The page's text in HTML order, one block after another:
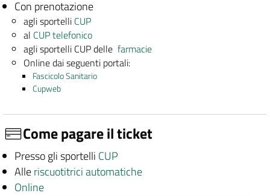
Con prenotazione
agli sportelli CUP
al CUP telefonico
agli sportelli CUP dellefarmacie
Online dai seguenti portali:
Fascicolo Sanitario
Cupweb
Come pagare il ticket
Presso gli sportelli CUP
Alleriscuotitrici automatiche
Online